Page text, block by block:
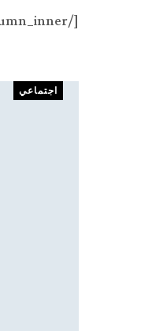
[/vc_column_inner][vc_column_inner width=”1/2″]
اجتماعي